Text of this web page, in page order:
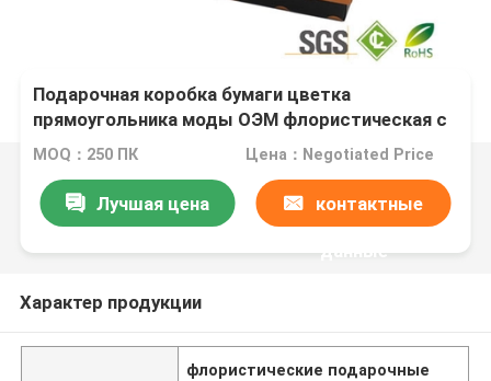
Подарочная коробка бумаги цветка
прямоугольника моды ОЭМ флористическая с
выбивая печатанием
MOQ：250 ПК Цена：Negotiated Price
Лучшая цена контактные
данные
Характер продукции
флористические подарочные